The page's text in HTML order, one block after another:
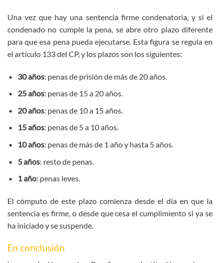
Una vez que hay una sentencia firme condenatoria, y si el
condenado no cumple la pena, se abre otro plazo diferente
para que esa pena pueda ejecutarse. Esta figura se regula en
el artículo 133 del CP, y los plazos son los siguientes:
30 años: penas de prisión de más de 20 años.
25 años: penas de 15 a 20 años.
20 años: penas de 10 a 15 años.
15 años: penas de 5 a 10 años.
10 años: penas de más de 1 año y hasta 5 años.
5 años: resto de penas.
1 año: penas leves.
El cómputo de este plazo comienza desde el día en que la
sentencia es firme, o desde que cesa el cumplimiento si ya se
ha iniciado y se suspende.
En conclusión